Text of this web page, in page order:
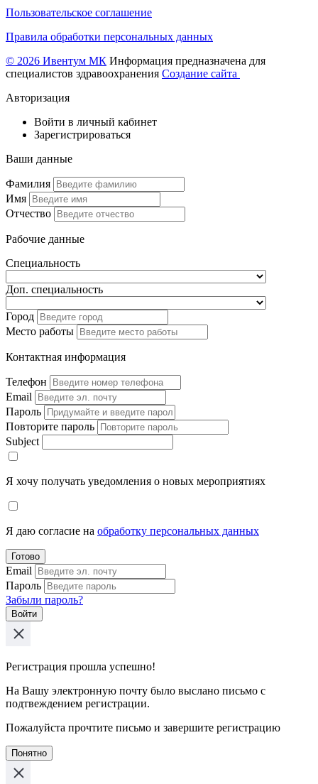
Пользовательское соглашение
Правила обработки персональных данных
© 2026 Ивентум МК Информация предназначена для
специалистов здравоохранения Создание сайта
Авторизация
Войти в личный кабинет
Зарегистрироваться
Ваши данные
Фамилия
Имя
Отчество
Рабочие данные
Специальность
Доп. специальность
Город
Место работы
Контактная информация
Телефон
Email
Пароль
Повторите пароль
Subject
Я хочу получать уведомления о новых мероприятиях
Я даю согласие на обработку персональных данных
Готово
Email
Пароль
Забыли пароль?
Войти
Регистрация прошла успешно!
На Вашу электронную почту было выслано письмо с
подтвеждением регистрации.
Пожалуйста прочтите письмо и завершите регистрацию
Понятно